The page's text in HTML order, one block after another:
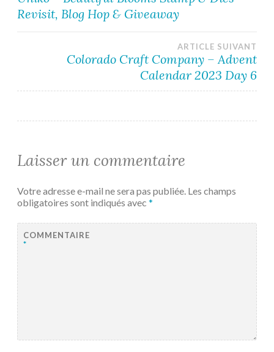
de
l’article
Revisit, Blog Hop & Giveaway
ARTICLE SUIVANT
Colorado Craft Company – Advent
Calendar 2023 Day 6
Laisser un commentaire
Votre adresse e-mail ne sera pas publiée. Les champs
obligatoires sont indiqués avec *
COMMENTAIRE
*